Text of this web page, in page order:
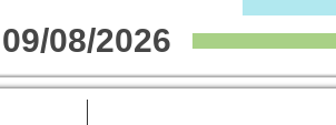
09/08/2026